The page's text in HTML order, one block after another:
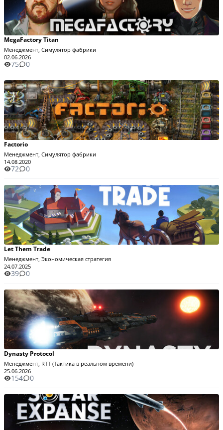
MegaFactory Titan
Менеджмент, Симулятор фабрики
02.06.2026
75 0
Factorio
Менеджмент, Симулятор фабрики
14.08.2020
72 0
Let Them Trade
Менеджмент, Экономическая стратегия
24.07.2025
39 0
Dynasty Protocol
Менеджмент, RTT (Тактика в реальном времени)
25.06.2026
154 0